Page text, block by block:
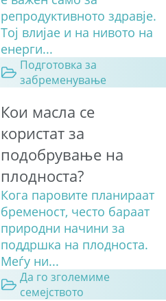
репродуктивното здравје.
Тој влијае и на нивото на
енерги...
Подготовка за
забременување
Кои масла се
користат за
подобрување на
плодноста?
Кога паровите планираат
бременост, често бараат
природни начини за
поддршка на плодноста.
Меѓу ни...
Да го зголемиме
семејството